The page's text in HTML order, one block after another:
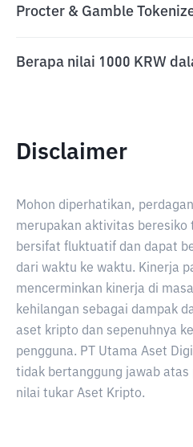
Procter & Gamble
Berapa nilai 1000 KRW
Disclaimer
Mohon diperhatikan,
merupakan aktivitas beresiko
bersifat fluktuatif dan dapat
dari waktu ke waktu. Kinerja
mencerminkan kinerja di
kehilangan sebagai dampak
aset kripto dan sepenuhnya
pengguna. PT Utama Aset
tidak bertanggung jawab
nilai tukar Aset Kripto.